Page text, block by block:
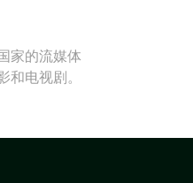
家的流媒体
和电视剧。